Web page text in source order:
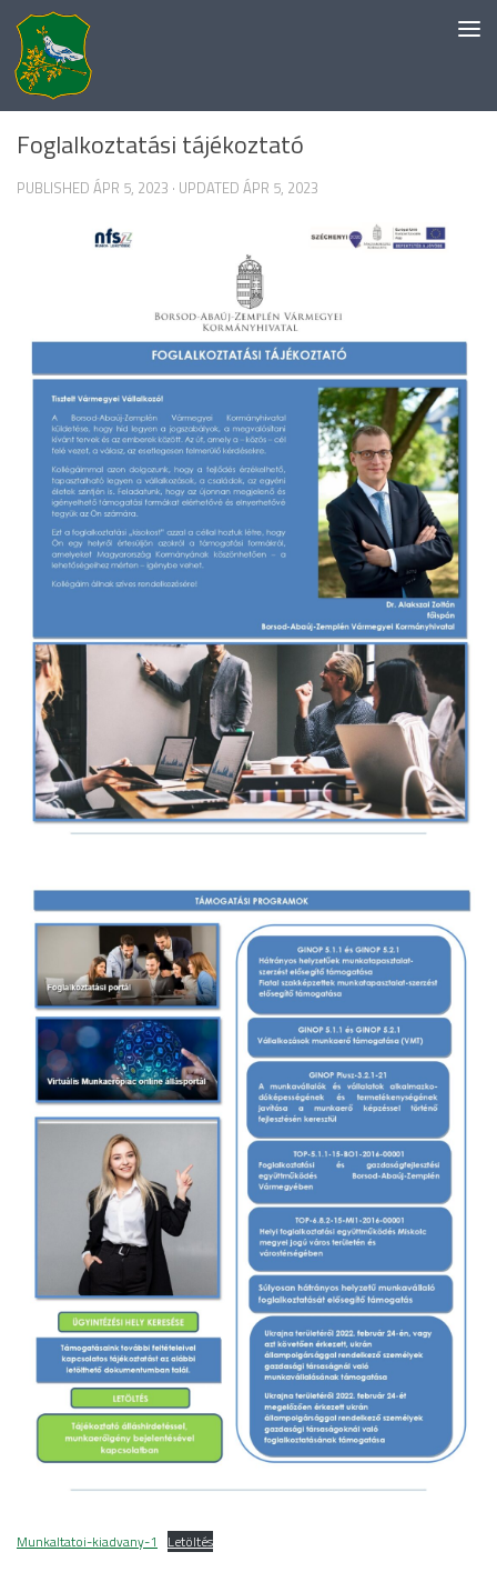
Skip to content
EGYÉB KATEGÓRIA
Foglalkoztatási tájékoztató
PUBLISHED ÁPR 5, 2023 · UPDATED ÁPR 5, 2023
Munkaltatoi-kiadvany-1 Letöltés